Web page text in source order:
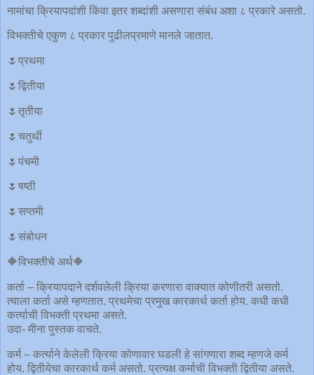
नामांचा क्रियापदांशी किंवा इतर शब्दांशी असणारा संबंध अशा ८ प्रकारे असतो.
विभक्तीचे एकुण ८ प्रकार पुढीलप्रमाणे मानले जातात.
🌷प्रथमा
🌷द्वितीया
🌷तृतीया
🌷चतुर्थी
🌷पंचमी
🌷षष्ठी
🌷सप्तमी
🌷संबोधन
🔶विभक्तीचे अर्थ🔶
कर्ता – क्रियापदाने दर्शवलेली क्रिया करणारा वाक्यात कोणीतरी असतो.
त्याला कर्ता असे म्हणतात. प्रथमेचा प्रमुख कारकार्थ कर्ता होय. कधी कधी
कर्त्याची विभक्ती प्रथमा असते.
उदा- मीना पुस्तक वाचते.
कर्म – कर्त्याने केलेली क्रिया कोणावार घडली हे सांगणारा शब्द म्हणजे कर्म
होय. द्वितीयेचा कारकार्थ कर्म असतो. प्रत्यक्ष कर्माची विभक्ती द्वितीया असते.